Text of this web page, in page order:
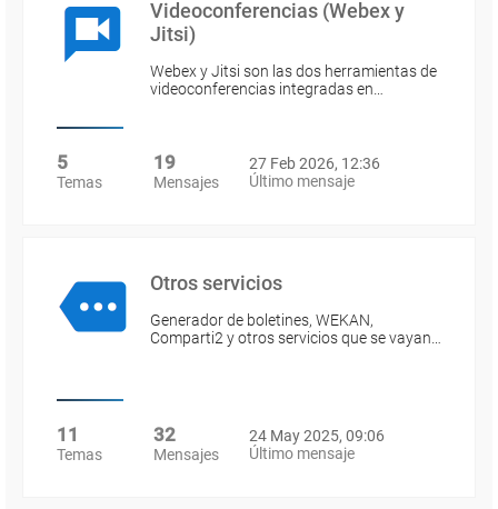
Videoconferencias (Webex y
Jitsi)
Webex y Jitsi son las dos herramientas de
videoconferencias integradas en…
5
Temas
19
Mensajes
27 Feb 2026, 12:36
Último mensaje
Otros servicios
Generador de boletines, WEKAN,
Comparti2 y otros servicios que se vayan…
11
Temas
32
Mensajes
24 May 2025, 09:06
Último mensaje